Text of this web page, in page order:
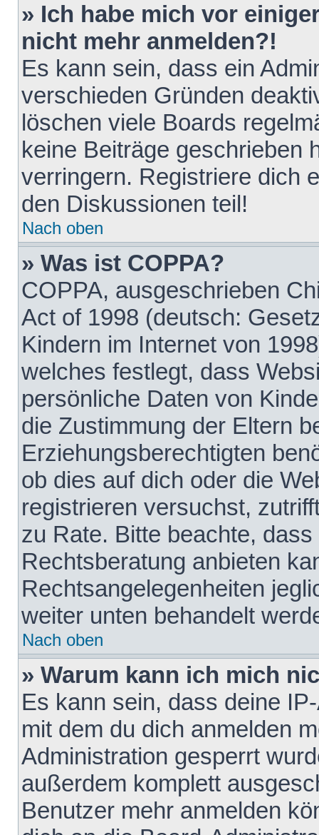
» Ich habe mich vor
nicht mehr anmelden?!
Es kann sein, dass ein
verschieden Gründen
löschen viele Boards
keine Beiträge geschrieben
verringern. Registriere dich
den Diskussionen teil!
Nach oben
» Was ist COPPA?
COPPA, ausgeschrieben
Act of 1998 (deutsch:
Kindern im Internet von
welches festlegt, dass
persönliche Daten von
die Zustimmung der Eltern
Erziehungsberechtigten
ob dies auf dich oder die
registrieren versuchst,
zu Rate. Bitte beachte,
Rechtsberatung anbieten
Rechtsangelegenheiten
weiter unten behandelt
Nach oben
» Warum kann ich mich
Es kann sein, dass deine
mit dem du dich anmelden
Administration gesperrt
außerdem komplett
Benutzer mehr anmelden